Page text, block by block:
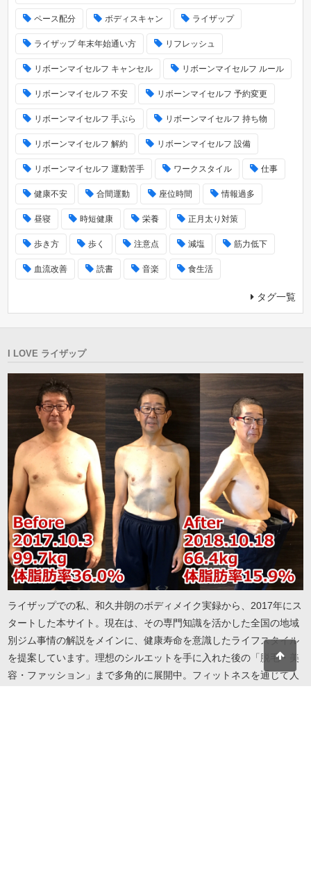
ペース配分 ボディスキャン ライザップ
ライザップ 年末年始通い方 リフレッシュ
リボーンマイセルフ キャンセル リボーンマイセルフ ルール
リボーンマイセルフ 不安 リボーンマイセルフ 予約変更
リボーンマイセルフ 手ぶら リボーンマイセルフ 持ち物
リボーンマイセルフ 解約 リボーンマイセルフ 設備
リボーンマイセルフ 運動苦手 ワークスタイル 仕事
健康不安 合間運動 座位時間 情報過多
昼寝 時短健康 栄養 正月太り対策
歩き方 歩く 注意点 減塩 筋力低下
血流改善 読書 音楽 食生活
タグ一覧
I LOVE ライザップ
ライザップでの私、和久井朗のボディメイク実録から、2017年にス
タートした本サイト。現在は、その専門知識を活かした全国の地域
別ジム事情の解説をメインに、健康寿命を意識したライフスタイル
を提案しています。理想のシルエットを手に入れた後の「脱毛・美
容・ファッション」まで多角的に展開中。フィットネスを通じて人